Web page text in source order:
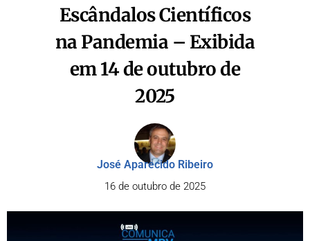
Escândalos Científicos
na Pandemia – Exibida
em 14 de outubro de
2025
José Aparecido Ribeiro
16 de outubro de 2025